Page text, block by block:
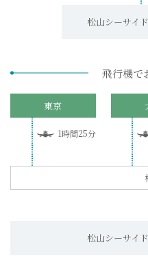
松山シーサイ
飛行機で
東京
1時間25分
松山シーサイ